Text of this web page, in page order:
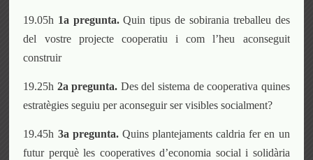
19.05h 1a pregunta. Quin tipus de sobirania treballeu des
del vostre projecte cooperatiu i com l’heu aconseguit
construir
19.25h 2a pregunta. Des del sistema de cooperativa quines
estratègies seguiu per aconseguir ser visibles socialment?
19.45h 3a pregunta.Quins plantejaments caldria fer en un
futur perquè les cooperatives d’economia social i solidària